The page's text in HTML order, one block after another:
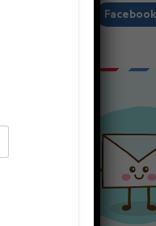
Facebook